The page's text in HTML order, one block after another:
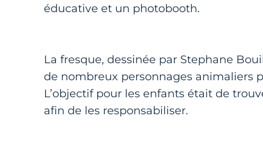
éducative et un photobooth.
La fresque, dessinée par Stephane
de nombreux personnages animaliers
L’objectif pour les enfants était de
afin de les responsabiliser.